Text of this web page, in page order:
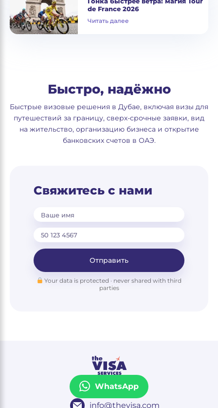
de France 2026
Читать далее
Быстро, надёжно
Быстрые визовые решения в Дубае, включая визы для
путешествий за границу, сверх-срочные заявки, вид
на жительство, организацию бизнеса и открытие
банковских счетов в ОАЭ.
Свяжитесь с нами
Ваше имя
Отправить
Your data is protected · never shared with third
parties
WhatsApp
info@thevisa.com